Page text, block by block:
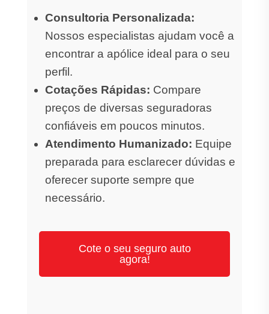
Consultoria Personalizada:
Nossos especialistas ajudam você a
encontrar a apólice ideal para o seu
perfil.
Cotações Rápidas: Compare
preços de diversas seguradoras
confiáveis em poucos minutos.
Atendimento Humanizado: Equipe
preparada para esclarecer dúvidas e
oferecer suporte sempre que
necessário.
Cote o seu seguro auto
agora!